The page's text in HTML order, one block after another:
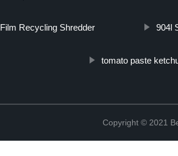
Film Recycling Shredder 904l
tomato paste
Copyright © 2021